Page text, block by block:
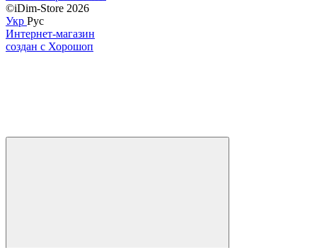
©iDim-Store 2026
Укр Рус
Интернет-магазин
создан с Хорошоп